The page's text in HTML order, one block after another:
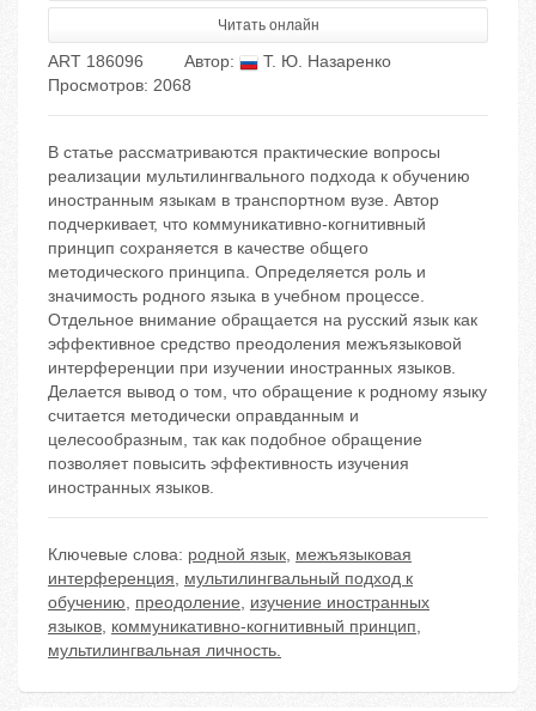
Читать онлайн
ART 186096 Автор:
Т. Ю. Назаренко
Просмотров: 2068
В статье рассматриваются практические вопросы
реализации мультилингвального подхода к обучению
иностранным языкам в транспортном вузе. Автор
подчеркивает, что коммуникативно-когнитивный
принцип сохраняется в качестве общего
методического принципа. Определяется роль и
значимость родного языка в учебном процессе.
Отдельное внимание обращается на русский язык как
эффективное средство преодоления межъязыковой
интерференции при изучении иностранных языков.
Делается вывод о том, что обращение к родному языку
считается методически оправданным и
целесообразным, так как подобное обращение
позволяет повысить эффективность изучения
иностранных языков.
Ключевые слова: родной язык, межъязыковая
интерференция, мультилингвальный подход к
обучению, преодоление, изучение иностранных
языков, коммуникативно-когнитивный принцип,
мультилингвальная личность.